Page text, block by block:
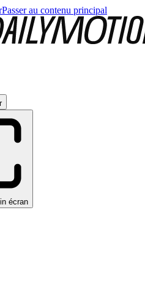
Passer au contenu principal
écran